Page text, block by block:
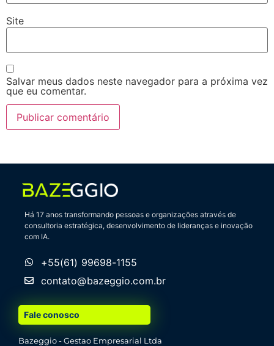
Site
Salvar meus dados neste navegador para a próxima vez
que eu comentar.
Há 17 anos transformando pessoas e organizações através de
consultoria estratégica, desenvolvimento de lideranças e inovação
com IA.
+55(61) 99698-1155
contato@bazeggio.com.br
Fale conosco
Bazeggio - Gestao Empresarial Ltda